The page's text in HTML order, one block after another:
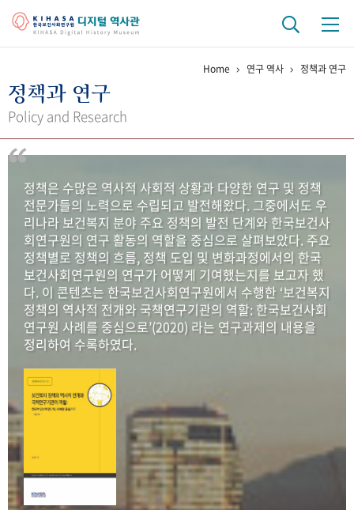
걸어온 길 기관 변천사
연구 역사
정책과 연구 키워드로 보는 연구 역사
연구자들
간행물 변천사
기록물 아카이브
사진 아카이브 문서 기록물 행정박물 영상 기록물
50+1주년 기념
성과 50선 숫자로 보는 50년
세계와 함께 한 KIHASA
VR 역사관
Home 연구 역사 정책과 연구
정책과 연구
Policy and Research
정책은 수많은 역사적 사회적 상황과 다양한 연구 및 정책
전문가들의 노력으로 수립되고 발전해왔다. 그중에서도 우
리나라 보건복지 분야 주요 정책의 발전 단계와 한국보건사
회연구원의 연구 활동의 역할을 중심으로 살펴보았다. 주요
정책별로 정책의 흐름, 정책 도입 및 변화과정에서의 한국
보건사회연구원의 연구가 어떻게 기여했는지를 보고자 했
다. 이 콘텐츠는 한국보건사회연구원에서 수행한 ‘보건복지
정책의 역사적 전개와 국책연구기관의 역할: 한국보건사회
연구원 사례를 중심으로’(2020) 라는 연구과제의 내용을
정리하여 수록하였다.